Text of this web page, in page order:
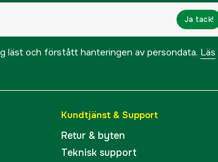
Ja tack!
läst och förstått hanteringen av persondata. Läs
Kundtjänst & Support
Retur & byten
Teknisk support